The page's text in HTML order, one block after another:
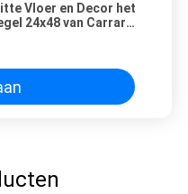
Vloer en Decor het
24x48 van Carrara